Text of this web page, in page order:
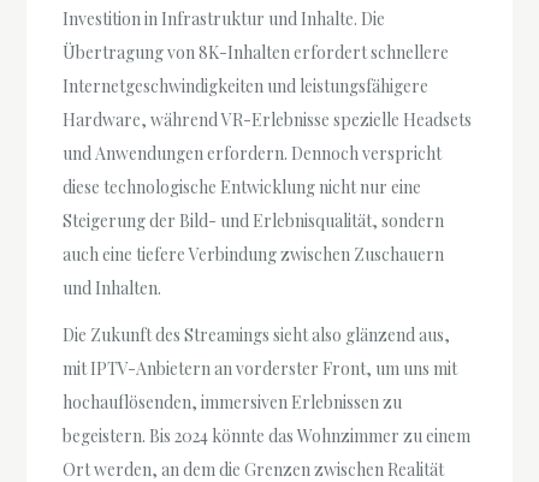
Investition in Infrastruktur und Inhalte. Die
Übertragung von 8K-Inhalten erfordert schnellere
Internetgeschwindigkeiten und leistungsfähigere
Hardware, während VR-Erlebnisse spezielle Headsets
und Anwendungen erfordern. Dennoch verspricht
diese technologische Entwicklung nicht nur eine
Steigerung der Bild- und Erlebnisqualität, sondern
auch eine tiefere Verbindung zwischen Zuschauern
und Inhalten.
Die Zukunft des Streamings sieht also glänzend aus,
mit IPTV-Anbietern an vorderster Front, um uns mit
hochauflösenden, immersiven Erlebnissen zu
begeistern. Bis 2024 könnte das Wohnzimmer zu einem
Ort werden, an dem die Grenzen zwischen Realität